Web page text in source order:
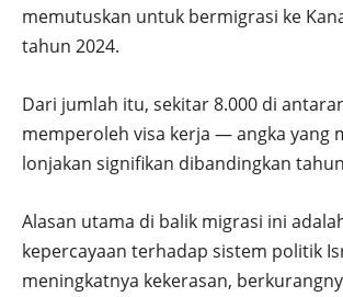
memutuskan untuk bermigrasi ke
tahun 2024.
Dari jumlah itu, sekitar 8.000 di
memperoleh visa kerja — angka yang
lonjakan signifikan dibandingkan
Alasan utama di balik migrasi ini
kepercayaan terhadap sistem politik
meningkatnya kekerasan,